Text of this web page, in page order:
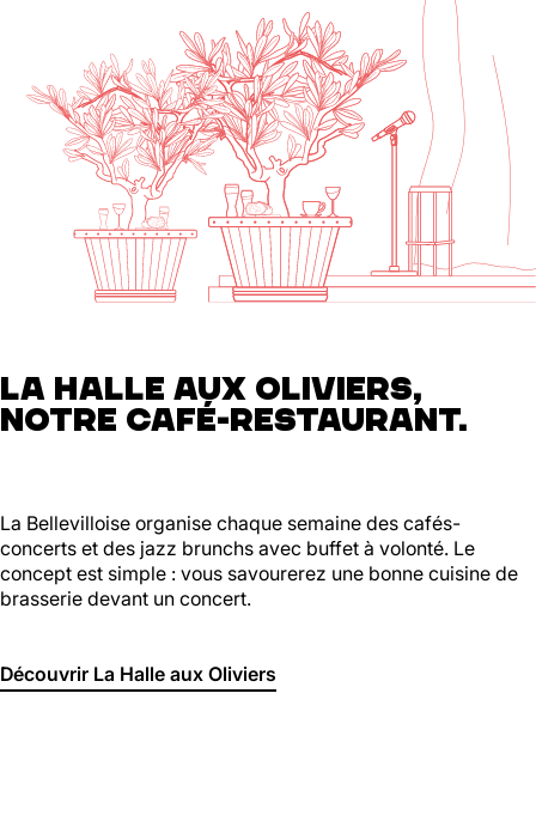
LA HALLE AUX OLIVIERS,
NOTRE CAFÉ-RESTAURANT.
La Bellevilloise organise chaque semaine des cafés-
concerts et des jazz brunchs avec buffet à volonté. Le
concept est simple : vous savourerez une bonne cuisine de
brasserie devant un concert.
Découvrir La Halle aux Oliviers